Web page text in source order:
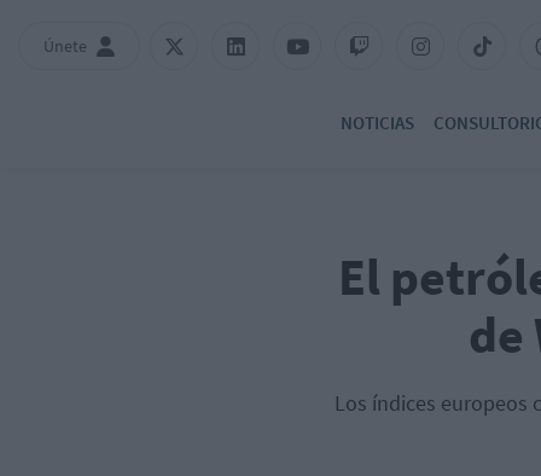
Únete
NOTICIAS
El
de
Los índices europeos